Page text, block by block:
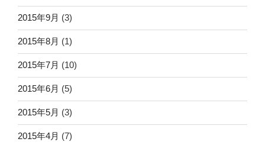
2015年9月 (3)
2015年8月 (1)
2015年7月 (10)
2015年6月 (5)
2015年5月 (3)
2015年4月 (7)